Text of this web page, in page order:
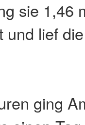
sie 1,46
und lief
ging